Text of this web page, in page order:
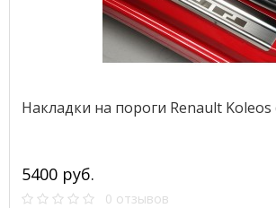
Накладки на пороги Renault Koleos
5400 руб.
0 отзывов